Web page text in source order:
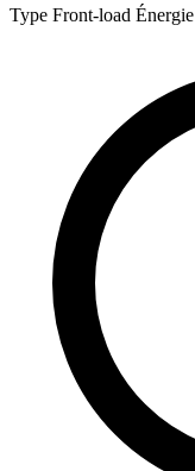
Type Front-load Énergie